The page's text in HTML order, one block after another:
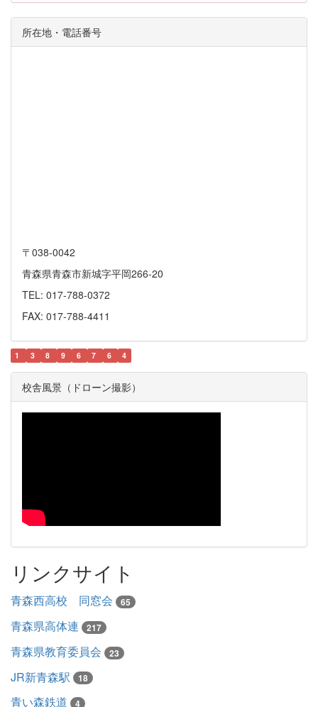
所在地・電話番号
〒038-0042
青森県青森市新城字平岡266-20
TEL: 017-788-0372
FAX: 017-788-4411
1 3 8 9 6 7 6 4
校舎風景（ドローン撮影）
リンクサイト
青森西高校 同窓会 65
青森県高体連 217
青森県教育委員会 23
JR新青森駅 18
青い森鉄道 4